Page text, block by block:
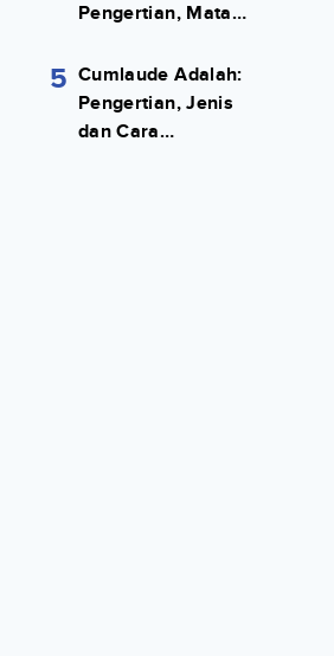
Pengertian, Mata
Kerja Lengkap
5 Cumlaude Adalah:
Pengertian, Jenis
dan Cara